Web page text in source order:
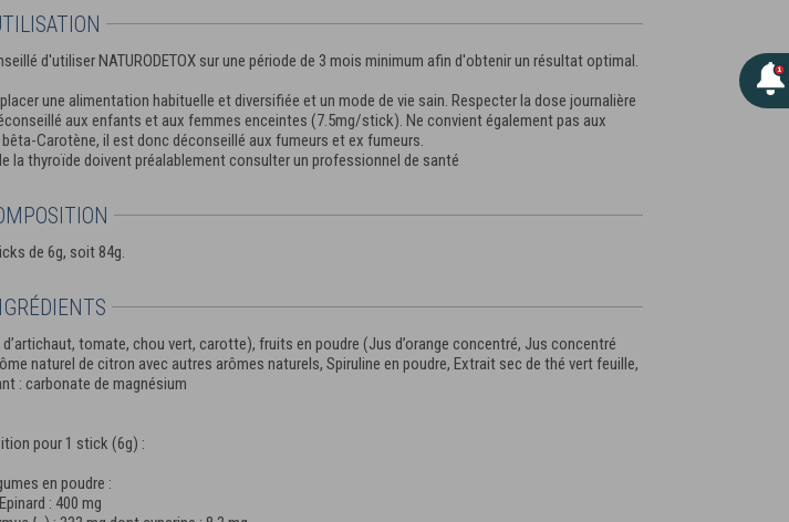
d'utiliser NATURODETOX sur une période de 3 mois minimum afin d'obtenir un résultat optimal.
une alimentation habituelle et diversifiée et un mode de vie sain. Respecter la dose journalière
aux enfants et aux femmes enceintes (7.5mg/stick). Ne convient également pas aux
Carotène, il est donc déconseillé aux fumeurs et ex fumeurs.
la thyroïde doivent préalablement consulter un professionnel de santé
de 6g, soit 84g.
tomate, chou vert, carotte), fruits en poudre (Jus d’orange concentré, Jus concentré
naturel de citron avec autres arômes naturels, Spiruline en poudre, Extrait sec de thé vert feuille,
: carbonate de magnésium
pour 1 stick (6g) :
en poudre :
: 400 mg